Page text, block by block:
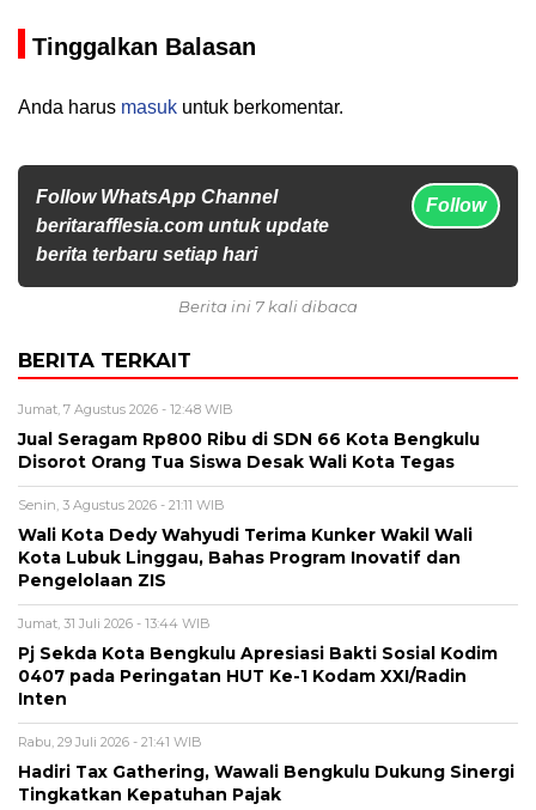
Tinggalkan Balasan
Anda harus masuk untuk berkomentar.
Follow WhatsApp Channel
beritarafflesia.com untuk update
berita terbaru setiap hari
Follow
Berita ini 7 kali dibaca
BERITA TERKAIT
Jumat, 7 Agustus 2026 - 12:48 WIB
Jual Seragam Rp800 Ribu di SDN 66 Kota Bengkulu
Disorot Orang Tua Siswa Desak Wali Kota Tegas
Senin, 3 Agustus 2026 - 21:11 WIB
Wali Kota Dedy Wahyudi Terima Kunker Wakil Wali
Kota Lubuk Linggau, Bahas Program Inovatif dan
Pengelolaan ZIS
Jumat, 31 Juli 2026 - 13:44 WIB
Pj Sekda Kota Bengkulu Apresiasi Bakti Sosial Kodim
0407 pada Peringatan HUT Ke-1 Kodam XXI/Radin
Inten
Rabu, 29 Juli 2026 - 21:41 WIB
Hadiri Tax Gathering, Wawali Bengkulu Dukung Sinergi
Tingkatkan Kepatuhan Pajak